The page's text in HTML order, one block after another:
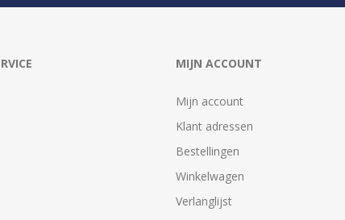
MIJN ACCOUNT
Mijn account
Klant adressen
Bestellingen
Winkelwagen
Verlanglijst